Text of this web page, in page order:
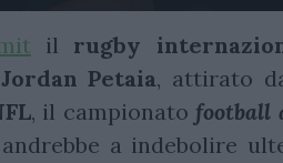
il rugby
Jordan Petaia, attirato
, il campionato football
a indebolire